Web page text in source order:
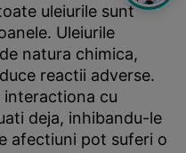
uleiurile sunt
Uleiurile
natura chimica,
reactii adverse.
interactiona cu
deja, inhibandu-le
afectiuni pot suferi o